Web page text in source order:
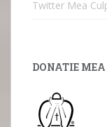
Twitter Mea
DONATIE